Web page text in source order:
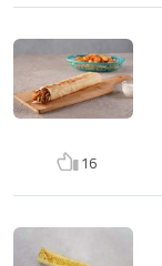
16